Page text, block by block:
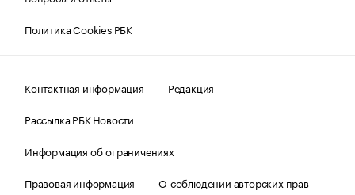
Политика Cookies РБК
Контактная информация
Редакция
Рассылка РБК Новости
Информация об ограничениях
Правовая информация
О соблюдении авторских прав